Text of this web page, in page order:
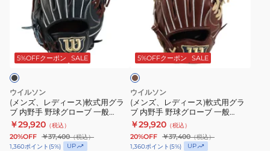
ロ
ブ
一
般
軟
式
ー
一
般
BASIC
LAB
DUAL
ス)
軟
式
用
グ
ラ
ブ
5%OFFクーポン SALE
ウイルソン
(メンズ、レディース)軟式用グラ
ブ 内野手 野球グローブ 一般
BASIC LAB DUAL WBW103733
￥29,920 （税込）
20%OFF ￥37,400（税込）
1,360ポイント (5%) UP
ス)
軟
式
用
グ
ラ
ブ
5%OFFクーポン SALE
ダ
ー
ク
ウ
ン
ウイルソン
(メンズ、レディース)軟式用グラ
ブ 内野手 野球グローブ 一般
BASIC LAB DUAL WBW103734
￥29,920 （税込）
20%OFF ￥37,400（税込）
1,360ポイント (5%) UP